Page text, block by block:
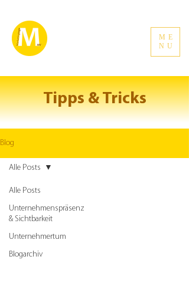
ME
NU
Tipps & Tricks
Blog
Alle Posts
Unternehmenspräsenz
& Sichtbarkeit
Unternehmertum
Blogarchiv
Alle Posts